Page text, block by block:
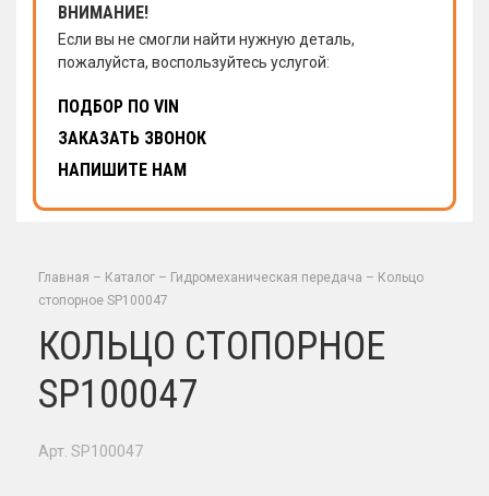
ВНИМАНИЕ!
Если вы не смогли найти нужную деталь,
пожалуйста, воспользуйтесь услугой:
ПОДБОР ПО VIN
ЗАКАЗАТЬ ЗВОНОК
НАПИШИТЕ НАМ
Главная – Каталог – Гидромеханическая передача – Кольцо
стопорное SP100047
КОЛЬЦО СТОПОРНОЕ
SP100047
Арт. SP100047